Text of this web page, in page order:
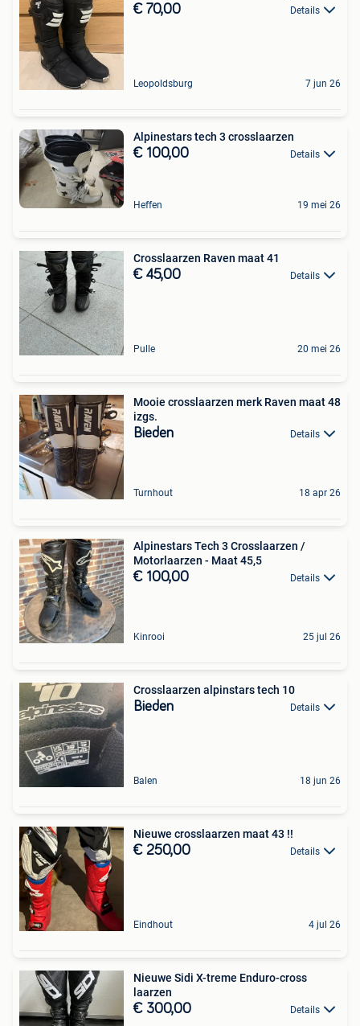
€ 70,00 Details
Leopoldsburg 7 jun 26
Alpinestars tech 3 crosslaarzen
€ 100,00 Details
Heffen 19 mei 26
Crosslaarzen Raven maat 41
€ 45,00 Details
Pulle 20 mei 26
Mooie crosslaarzen merk Raven maat 48
izgs.
Bieden Details
Turnhout 18 apr 26
Alpinestars Tech 3 Crosslaarzen /
Motorlaarzen - Maat 45,5
€ 100,00 Details
Kinrooi 25 jul 26
Crosslaarzen alpinstars tech 10
Bieden Details
Balen 18 jun 26
Nieuwe crosslaarzen maat 43 !!
€ 250,00 Details
Eindhout 4 jul 26
Nieuwe Sidi X-treme Enduro-cross
laarzen
€ 300,00 Details